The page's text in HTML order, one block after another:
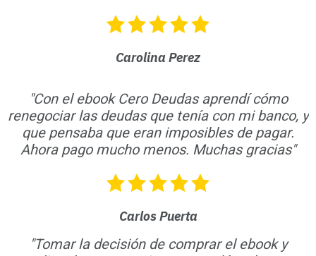
Carolina Perez
"Con el ebook Cero Deudas aprendí cómo
renegociar las deudas que tenía con mi banco, y
que pensaba que eran imposibles de pagar.
Ahora pago mucho menos. Muchas gracias"
Carlos Puerta
"Tomar la decisión de comprar el ebook y